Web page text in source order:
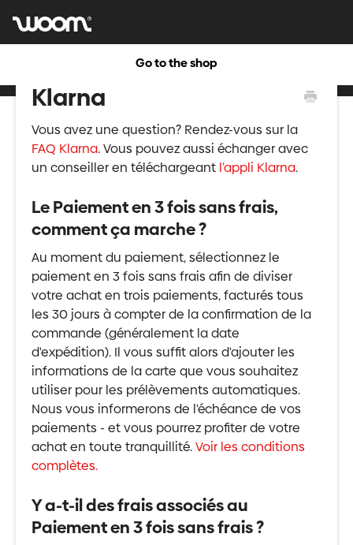
Go to the shop
Klarna
Vous avez une question? Rendez-vous sur la
FAQ Klarna. Vous pouvez aussi échanger avec
un conseiller en téléchargeant l’appli Klarna.
Le Paiement en 3 fois sans frais,
comment ça marche ?
Au moment du paiement, sélectionnez le
paiement en 3 fois sans frais afin de diviser
votre achat en trois paiements, facturés tous
les 30 jours à compter de la confirmation de la
commande (généralement la date
d'expédition). Il vous suffit alors d'ajouter les
informations de la carte que vous souhaitez
utiliser pour les prélèvements automatiques.
Nous vous informerons de l'échéance de vos
paiements - et vous pourrez profiter de votre
achat en toute tranquillité.Voir les conditions
complètes.
Y a-t-il des frais associés au
Paiement en 3 fois sans frais ?